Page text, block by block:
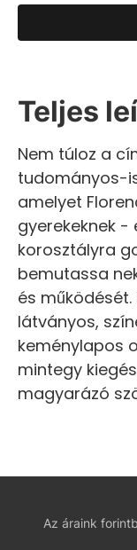
Teljes
Nem túloz a
tudományos-
amelyet
gyerekeknek -
korosztályra
bemutassa
és
látványos,
keménylapos
mintegy
magyarázó
Az áraink